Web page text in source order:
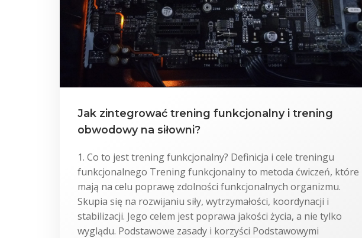
Jak zintegrować trening funkcjonalny i trening
obwodowy na siłowni?
1. Co to jest trening funkcjonalny? Definicja i cele treningu
funkcjonalnego Trening funkcjonalny to metoda ćwiczeń, które
mają na celu poprawę zdolności funkcjonalnych organizmu.
Skupia się na rozwijaniu siły, wytrzymałości, koordynacji i
stabilizacji. Jego celem jest poprawa jakości życia, a nie tylko
wyglądu. Podstawowe zasady i korzyści Podstawowymi